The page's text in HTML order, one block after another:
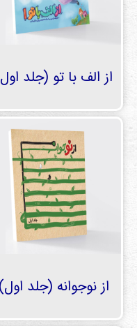
از الف با تو (جلد اول)
از نوجوانه (جلد اول)